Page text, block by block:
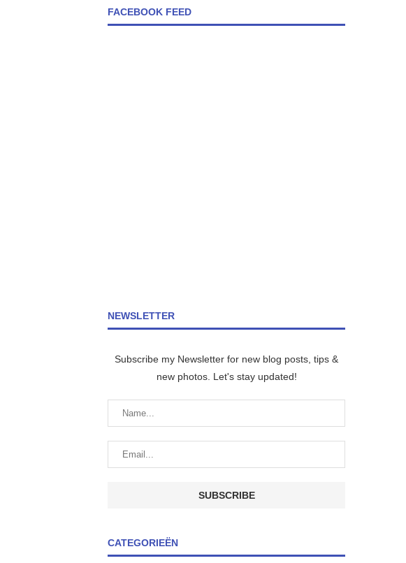
FACEBOOK FEED
NEWSLETTER
Subscribe my Newsletter for new blog posts, tips &
new photos. Let's stay updated!
CATEGORIEËN